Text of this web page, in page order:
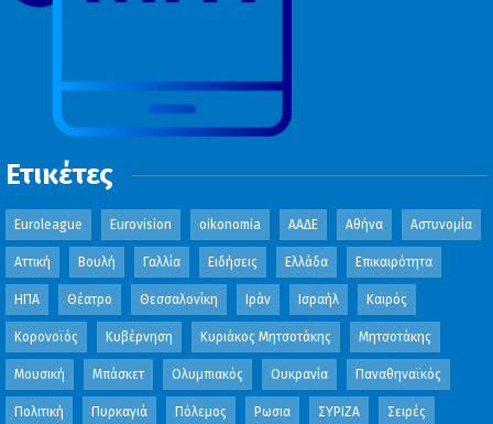
Ετικέτες
Euroleague Eurovision oikonomia ΑΑΔΕ Αθήνα Αστυνομία
Αττική Βουλή Γαλλία Ειδήσεις Ελλάδα Επικαιρότητα
ΗΠΑ Θέατρο Θεσσαλονίκη Ιράν Ισραήλ Καιρός
Κορονοϊός Κυβέρνηση Κυριάκος Μητσοτάκης Μητσοτάκης
Μουσική Μπάσκετ Ολυμπιακός Ουκρανία Παναθηναϊκός
Πολιτική Πυρκαγιά Πόλεμος Ρωσια ΣΥΡΙΖΑ Σειρές